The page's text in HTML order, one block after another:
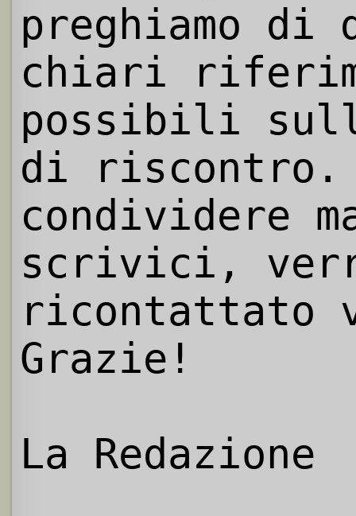
preghiamo
chiari
possibili
di riscontro.
condividere
scrivici,
ricontattato
Grazie!
La Redazione